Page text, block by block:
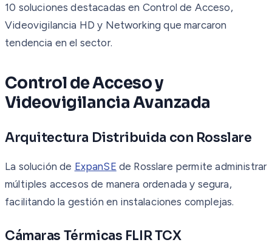
10 soluciones destacadas en Control de Acceso,
Videovigilancia HD y Networking que marcaron
tendencia en el sector.
Control de Acceso y
Videovigilancia Avanzada
Arquitectura Distribuida con Rosslare
La solución de ExpanSE de Rosslare permite administrar
múltiples accesos de manera ordenada y segura,
facilitando la gestión en instalaciones complejas.
Cámaras Térmicas FLIR TCX